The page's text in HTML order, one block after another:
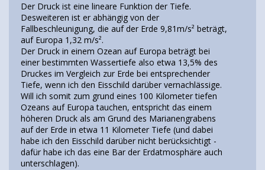
Der Druck ist eine lineare Funktion der Tiefe.
Desweiteren ist er abhängig von der
Fallbeschleunigung, die auf der Erde 9,81m/s² beträgt,
auf Europa 1,32 m/s².
Der Druck in einem Ozean auf Europa beträgt bei
einer bestimmten Wassertiefe also etwa 13,5% des
Druckes im Vergleich zur Erde bei entsprechender
Tiefe, wenn ich den Eisschild darüber vernachlässige.
Will ich somit zum grund eines 100 Kilometer tiefen
Ozeans auf Europa tauchen, entspricht das einem
höheren Druck als am Grund des Marianengrabens
auf der Erde in etwa 11 Kilometer Tiefe (und dabei
habe ich den Eisschild darüber nicht berücksichtigt -
dafür habe ich das eine Bar der Erdatmosphäre auch
unterschlagen).